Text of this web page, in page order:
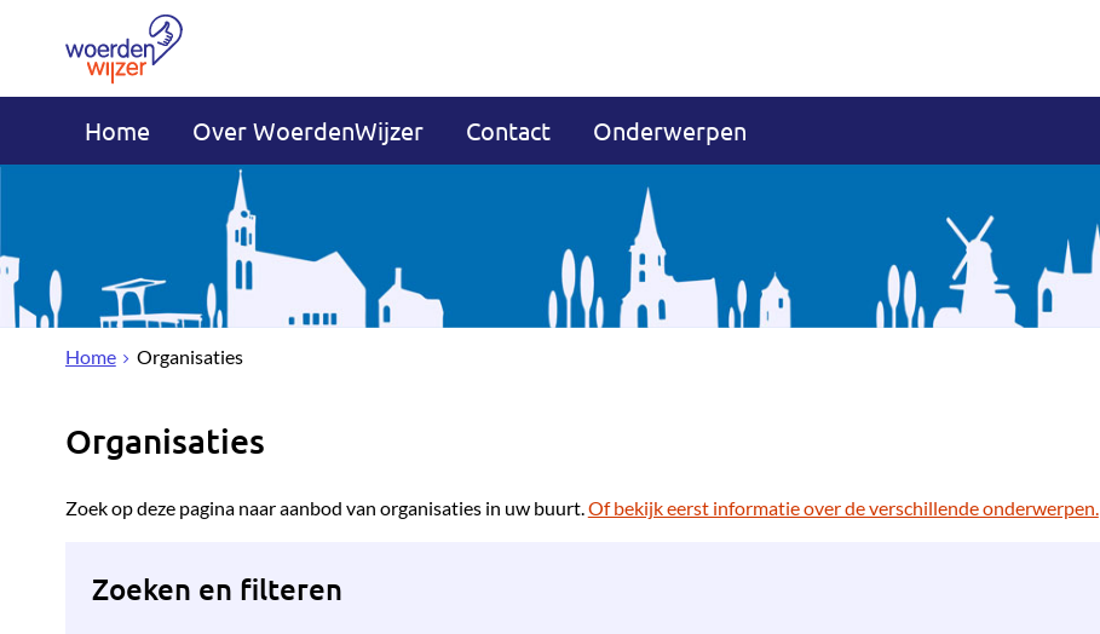
Home Over WoerdenWijzer Contact Onderwerpen
Home Organisaties
Organisaties
Zoek op deze pagina naar aanbod van organisaties in uw buurt.Of bekijk eerst informatie over de verschillende onderwerpen.
Zoeken en filteren